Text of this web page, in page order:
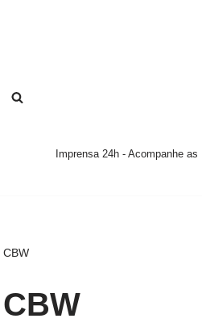
Imprensa 24h - Acompanhe
CBW
CBW